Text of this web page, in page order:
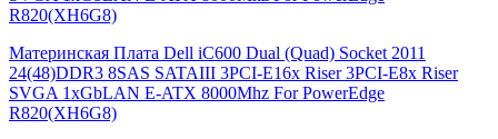
Материнская Плата Dell iC600 Dual (Quad) Socket 2011
24(48)DDR3 8SAS SATAIII 3PCI-E16x Riser 3PCI-E8x Riser
SVGA 1xGbLAN E-ATX 8000Mhz For PowerEdge
R820(XH6G8)